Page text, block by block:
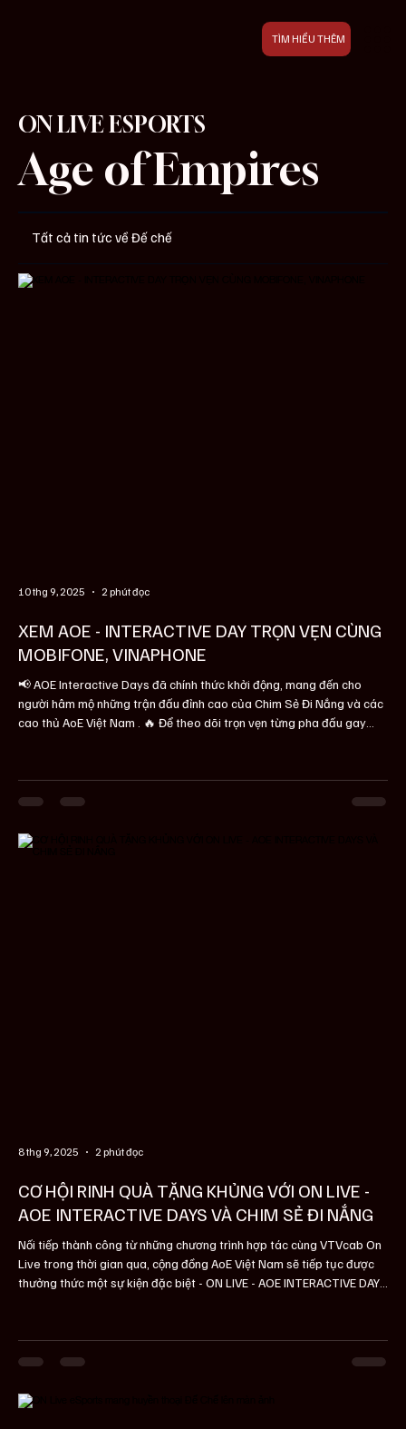
TÌM HIỂU THÊM
Age of Empires
ON LIVE ESPORTS
Tất cả tin tức về Đế chế
XEM AOE - INTERACTIVE DAY TRỌN VẸN CÙNG
MOBIFONE, VINAPHONE
📢 AOE Interactive Days đã chính thức khởi động, mang đến cho
người hâm mộ những trận đấu đỉnh cao của Chim Sẻ Đi Nắng và các
cao thủ AoE Việt Nam . 🔥 Để theo dõi trọn vẹn từng pha đấu gay
hâm mộ AOE Việt Nam. ⚡ Với ON5 & ONLIVE5 , người hâm mộ có thể:
Vừa có Data truy cập Internet tốc độ cao. Vừa có thể trực tiếp mọi
10 thg 9, 2025 2 phút đọc
CƠ HỘI RINH QUÀ TẶNG KHỦNG VỚI ON LIVE -
AOE INTERACTIVE DAYS VÀ CHIM SẺ ĐI NẮNG
Nối tiếp thành công từ những chương trình hợp tác cùng VTVcab On
Live trong thời gian qua, cộng đồng AoE Việt Nam sẽ tiếp tục được
thưởng thức một sự kiện đặc biệt - ON LIVE - AOE INTERACTIVE DAYS
của Chim Sẻ Đi Nắng và các game thủ AoE Việt Nam 📌 Chuỗi câu
hỏi tương tác liên tục trên livestream tại nền tảng On Live của
8 thg 9, 2025 2 phút đọc